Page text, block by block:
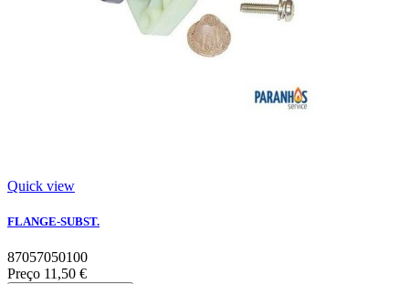
Quick view
FLANGE-SUBST.
87057050100
Preço 11,50 €